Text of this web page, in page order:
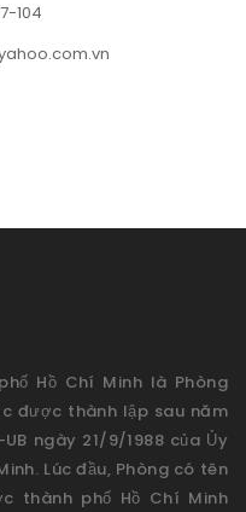
104
Hồ Chí Minh là Phòng
được thành lập sau năm
ngày 21/9/1988 của Ủy
Lúc đầu, Phòng có tên
thành phố Hồ Chí Minh